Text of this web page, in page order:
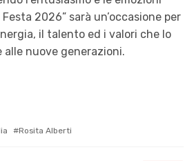
2026” sarà un’occasione per
il talento ed i valori che lo
nuove generazioni.
Rosita Alberti